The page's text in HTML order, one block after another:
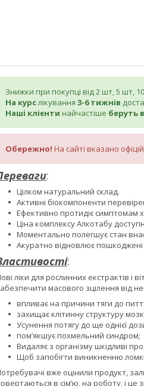
Знижки при покупці від 2 шт, 5 шт,
На курслікування 3-6 тижнів
Наші клієнти найчастіше беруть
Обережно! На сайті вказано
:
Цілком натуральний склад.
Активні біокомпоненти
Ефективно протидіє симптомам
Ціна комплексу Алкотабу
Моментально полегшує стан
Акуратно відновлює
:
ліки для рослинних екстрактів і
масового зцілення від
впливає на причини тяги до
захищає клітинну структуру
Усунення потягу до ще однієї
пом’якшує похмельний синдром;
Видаляє з організму шкідливі
Щоб запобігти виникненню
вже оцінили продукт,
в сім’ю, на роботу, і це